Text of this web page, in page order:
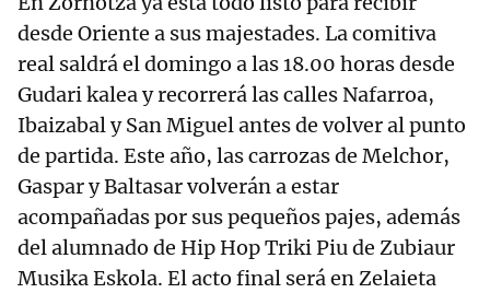
desde Oriente a sus majestades. La comitiva
real saldrá el domingo a las 18.00 horas desde
Gudari kalea y recorrerá las calles Nafarroa,
Ibaizabal y San Miguel antes de volver al punto
de partida. Este año, las carrozas de Melchor,
Gaspar y Baltasar volverán a estar
acompañadas por sus pequeños pajes, además
del alumnado de Hip Hop Triki Piu de Zubiaur
Musika Eskola. El acto final será en Zelaieta